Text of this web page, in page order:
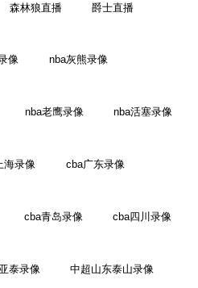
森林狼直播 爵士直播
像 nba灰熊录像
nba老鹰录像 nba活塞录像
海录像 cba广东录像
cba青岛录像 cba四川录像
泰录像 中超山东泰山录像